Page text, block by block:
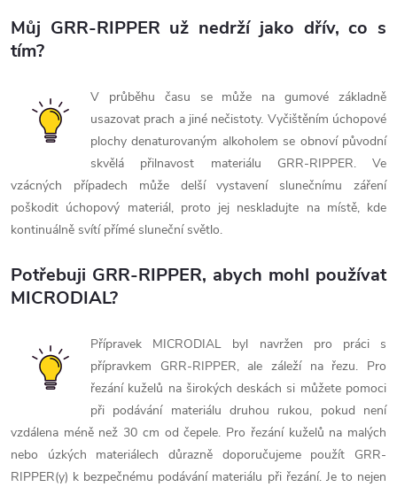
Můj GRR-RIPPER už nedrží jako dřív, co s
tím?
V průběhu času se může na gumové základně
usazovat prach a jiné nečistoty. Vyčištěním úchopové
plochy denaturovaným alkoholem se obnoví původní
skvělá přilnavost materiálu GRR-RIPPER. Ve
vzácných případech může delší vystavení slunečnímu záření
poškodit úchopový materiál, proto jej neskladujte na místě, kde
kontinuálně svítí přímé sluneční světlo.
Potřebuji GRR-RIPPER, abych mohl používat
MICRODIAL?
Přípravek MICRODIAL byl navržen pro práci s
přípravkem GRR-RIPPER, ale záleží na řezu. Pro
řezání kuželů na širokých deskách si můžete pomoci
při podávání materiálu druhou rukou, pokud není
vzdálena méně než 30 cm od čepele. Pro řezání kuželů na malých
nebo úzkých materiálech důrazně doporučujeme použít GRR-
RIPPER(y) k bezpečnému podávání materiálu při řezání. Je to nejen